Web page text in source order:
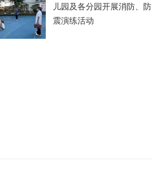
儿园及各分园开展消防、防
震演练活动